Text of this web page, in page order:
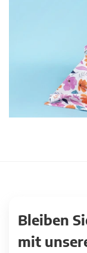
Bleiben
mit